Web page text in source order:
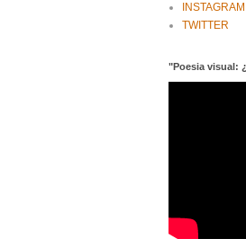
INSTAGRAM
TWITTER
"Poesia visual: